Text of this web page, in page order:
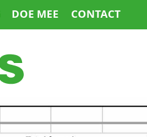
DOE MEE CONTACT